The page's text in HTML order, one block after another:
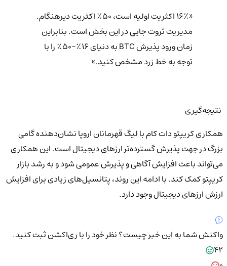
«۱۶٪ اکثریت اولیه است، ۵۰٪ اکثریت دیرهنگام.
مدیریت ثروت جایی در این بخش است. بنابراین
زمان ورود پذیرش BTC به دنیای ۱۶٪-۵۰٪ را با
توجه به خط زرد مشخص کنید.»
نتیجه‌گیری
همکاری کریپتو دات کام با لیگ قهرمانان اروپا نشان‌دهنده گامی
بزرگ در جهت پذیرش گسترده‌تر ارزهای دیجیتال است. این همکاری
می‌تواند باعث افزایش آگاهی و پذیرش عمومی شود و به رشد بازار
کریپتو کمک کند. با ادامه این روند، پتانسیل‌های زیادی برای افزایش
ارزش ارزهای دیجیتال وجود دارد.
واکنش شما به این خبر چیست؟نظر خود را با ری‌اکشن ثبت کنید.
42